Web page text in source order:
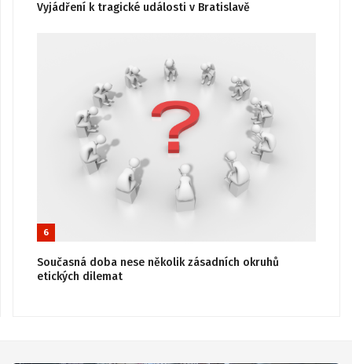
Vyjádření k tragické události v Bratislavě
6
Současná doba nese několik zásadních okruhů
etických dilemat